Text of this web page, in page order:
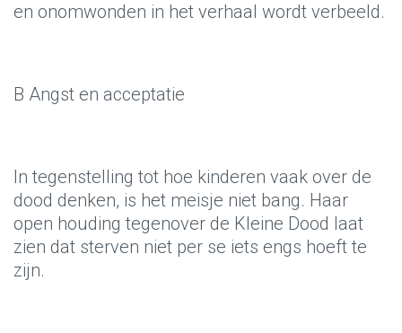
en onomwonden in het verhaal wordt verbeeld.
B Angst en acceptatie
In tegenstelling tot hoe kinderen vaak over de
dood denken, is het meisje niet bang. Haar
open houding tegenover de Kleine Dood laat
zien dat sterven niet per se iets engs hoeft te
zijn.